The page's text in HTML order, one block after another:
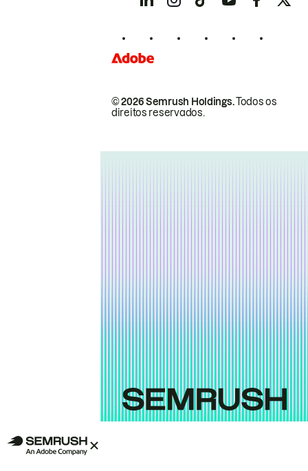
© 2026 Semrush Holdings.Todos os
direitos reservados.